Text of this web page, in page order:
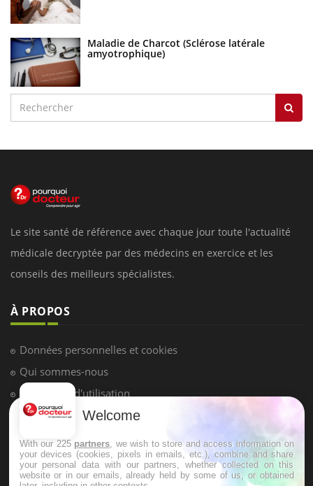
Maladie de Charcot (Sclérose latérale
amyotrophique)
Le site santé de référence avec chaque jour toute l'actualité
médicale decryptée par des médecins en exercice et les
conseils des meilleurs spécialistes.
À PROPOS
Données personnelles et cookies
Qui sommes-nous
Conditions d'utilisation
Plan du site
Nous contacter
Welcome
With our 225 partners , we wish to store and access information on
your devices (cookies, pixels in emails, etc.), combine and share
your personal data with our partners, whether collected on this
website or in our emails, already held by some of us, or obtained